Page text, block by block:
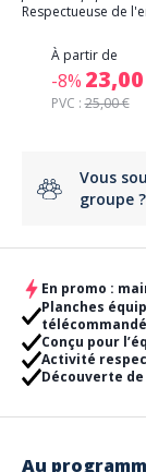
Respectueuse de
À partir de
-8%
PVC :25,00 €
Vous
groupe ?
En promo :
Planches
Conçu pour
Activité
Découverte
Au